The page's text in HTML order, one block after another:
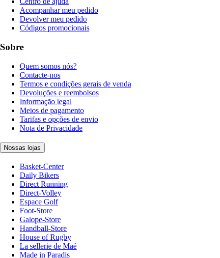
Acompanhar meu pedido
Devolver meu pedido
Códigos promocionais
Sobre
Quem somos nós?
Contacte-nos
Termos e condições gerais de venda
Devoluções e reembolsos
Informação legal
Meios de pagamento
Tarifas e opções de envio
Nota de Privacidade
Nossas lojas
Basket-Center
Daily Bikers
Direct Running
Direct-Volley
Espace Golf
Foot-Store
Galope-Store
Handball-Store
House of Rugby
La sellerie de Maé
Made in Paradis